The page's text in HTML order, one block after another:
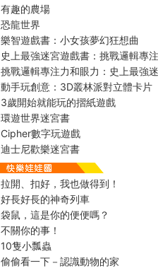
有趣的農場
恐龍世界
樂智遊戲書：小女孩夢幻狂想曲
史上最強迷宮遊戲書：挑戰邏輯專
挑戰邏輯專注力和眼力：史上最強
動手玩創意：3D叢林派對立體卡片
3歲開始就能玩的摺紙遊戲
環遊世界迷宮書
Cipher數字玩遊戲
迪士尼歡樂迷宮書
拉開、扣好，我也做得到！
好長好長的神奇列車
袋鼠，這是你的便便嗎？
不關你的事！
10隻小瓢蟲
偷偷看一下－認識動物的家